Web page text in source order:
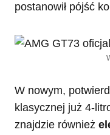
postanowił pójść
W nowym,
klasycznej już 4-
znajdzie również